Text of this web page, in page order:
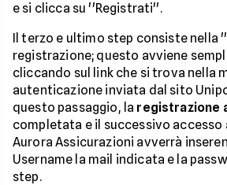
e si clicca su ''Registrati''.
Il terzo e ultimo step consiste nella
registrazione; questo avviene
cliccando sul link che si trova nella
autenticazione inviata dal sito
questo passaggio, la registrazione
completata e il successivo accesso
Aurora Assicurazioni avverrà
Username la mail indicata e la
step.